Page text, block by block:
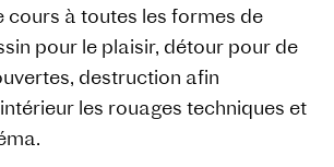
cours à toutes les formes de
pour le plaisir, détour pour de
destruction afin
les rouages techniques et